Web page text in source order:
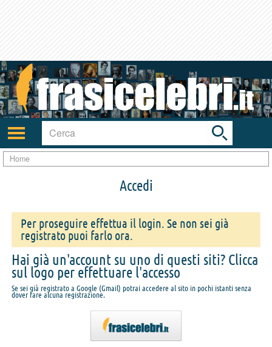
Attiva/disattiva
navigazione
Toggle
search
bar
Home
Accedi
Per proseguire effettua il login. Se non sei già
registrato puoi farlo ora.
Hai già un'account su uno di questi siti? Clicca
sul logo per effettuare l'accesso
Se sei già registrato a Google (Gmail) potrai accedere al sito in pochi istanti senza
dover fare alcuna registrazione.